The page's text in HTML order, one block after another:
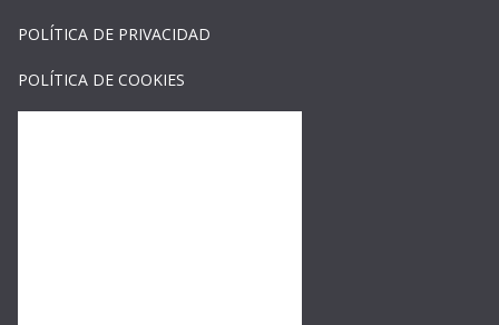
POLÍTICA DE PRIVACIDAD
POLÍTICA DE COOKIES